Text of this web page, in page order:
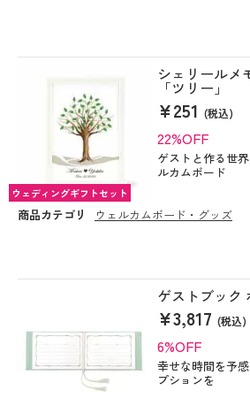
ウェディングギフトセット
シェリールメ
「ツリー」
¥251(税込)
22%OFF
ゲストと作る世
ルカムボード
商品カテゴリ ウェルカムボード・グッズ
ゲストブック
¥3,817(税込)
6%OFF
幸せな時間を予
プションを